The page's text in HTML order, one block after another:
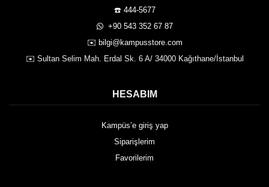
☎️ 444-5677
️ +90 543 352 67 87
✉️ bilgi@kampusstore.com
✉️ Sultan Selim Mah. Erdal Sk. 6 A/ 34000 Kağıthane/İstanbul
HESABIM
Kampüs’e giriş yap
Siparişlerim
Favorilerim